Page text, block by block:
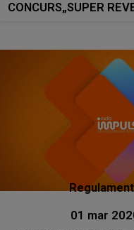
CONCURS„SUPER
01 mar